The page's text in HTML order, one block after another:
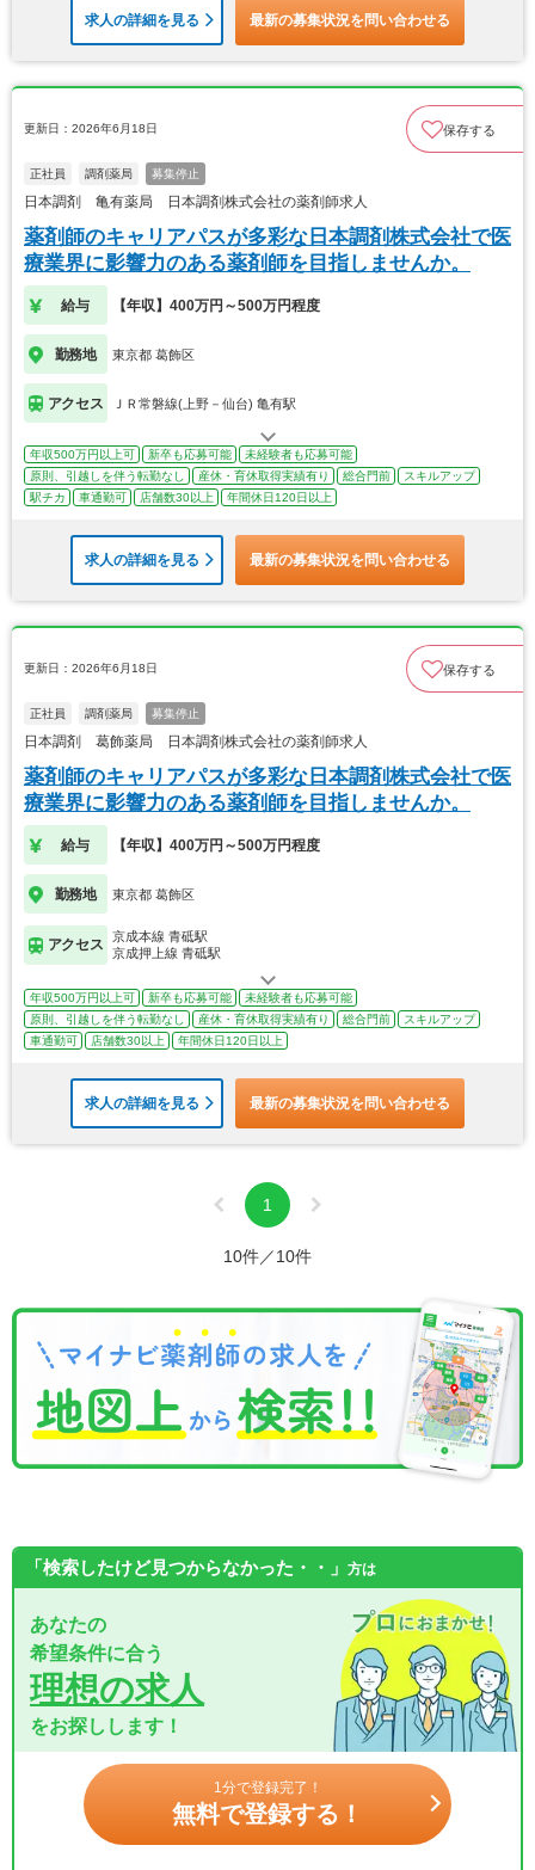
求人の詳細を見る 最新の募集状況を問い合わせる
更新日：2026年6月18日 保存する
正社員 調剤薬局 募集停止
日本調剤 亀有薬局 日本調剤株式会社の薬剤師求人
薬剤師のキャリアパスが多彩な日本調剤株式会社で医
療業界に影響力のある薬剤師を目指しませんか。
給与 【年収】400万円～500万円程度
勤務地 東京都 葛飾区
アクセス ＪＲ常磐線(上野－仙台) 亀有駅
年収500万円以上可 新卒も応募可能
未経験者も応募可能
原則、引越しを伴う転勤なし
産休・育休取得実績有り 総合門前
スキルアップ
駅チカ
車通勤可 店舗数30以上 年間休日120日以上
求人の詳細を見る 最新の募集状況を問い合わせる
更新日：2026年6月18日 保存する
正社員 調剤薬局 募集停止
日本調剤 葛飾薬局 日本調剤株式会社の薬剤師求人
薬剤師のキャリアパスが多彩な日本調剤株式会社で医
療業界に影響力のある薬剤師を目指しませんか。
給与 【年収】400万円～500万円程度
勤務地 東京都 葛飾区
アクセス
京成本線 青砥駅
京成押上線 青砥駅
年収500万円以上可 新卒も応募可能
未経験者も応募可能
原則、引越しを伴う転勤なし
産休・育休取得実績有り 総合門前
スキルアップ
車通勤可
店舗数30以上 年間休日120日以上
求人の詳細を見る 最新の募集状況を問い合わせる
1
10件／10件
「検索したけど見つからなかった・・」 方は
あなたの
希望条件に合う
理想の求人
をお探しします！
1分で登録完了！
無料で登録する！